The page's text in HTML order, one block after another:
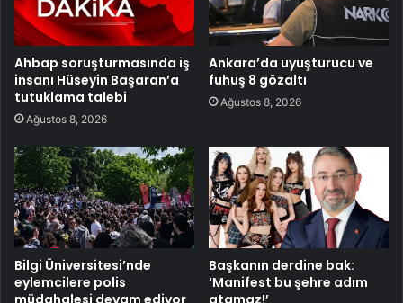
Ahbap soruşturmasında iş
insanı Hüseyin Başaran’a
tutuklama talebi
Ağustos 8, 2026
Ankara’da uyuşturucu ve
fuhuş 8 gözaltı
Ağustos 8, 2026
Bilgi Üniversitesi’nde
eylemcilere polis
Başkanın derdine bak:
‘Manifest bu şehre adım